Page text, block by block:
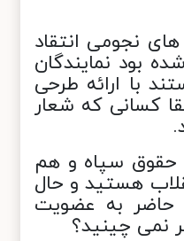
نجومیانتقاد
بود نمایندگان
با ارائه طرحی
کسانی که شعار
حقوق سپاه و هم
هستید و حال
حاضر به عضویت
نمی چینید؟